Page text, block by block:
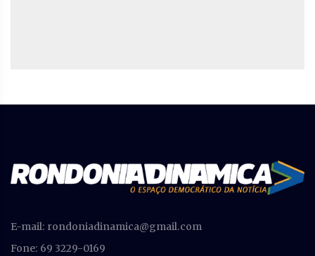
E-mail: rondoniadinamica@gmail.com
Fone: 69 3229-0169